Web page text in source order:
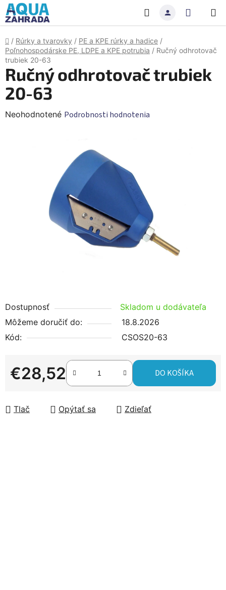
Prejsť
na
obsah
Hľadať
KOŠÍK
Domov
/ Rúrky a tvarovky / PE a KPE rúrky a hadice /
Poľnohospodárske PE, LDPE a KPE potrubia / Ručný odhrotovač
trubiek 20-63
Dostupnosť
Skladom u dodávateľa
Môžeme doručiť do:
18.8.2026
Kód:
CSOS20-63
€28,52
Jednotková cena:
DO KOŠÍKA
Tlač Opýtať sa Zdieľať
Ručný odhrotovač trubiek
20-63
Priemerné
hviezdičiek.
Neohodnotené Podrobnosti hodnotenia